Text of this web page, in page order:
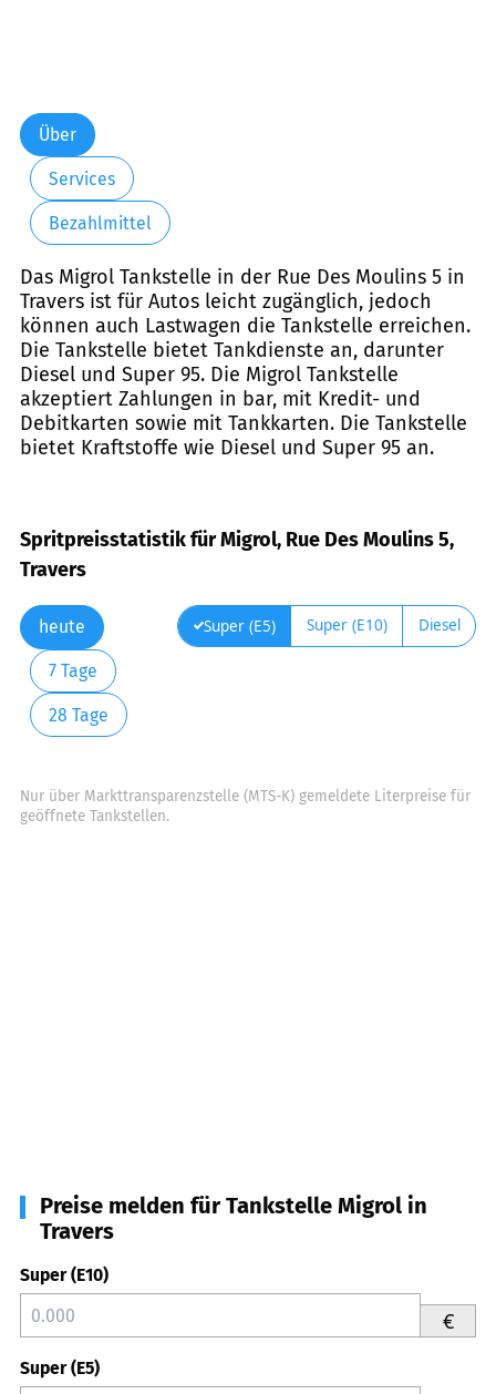
Über
Services
Bezahlmittel
Das Migrol Tankstelle in der Rue Des Moulins 5 in
Travers ist für Autos leicht zugänglich, jedoch
können auch Lastwagen die Tankstelle erreichen.
Die Tankstelle bietet Tankdienste an, darunter
Diesel und Super 95. Die Migrol Tankstelle
akzeptiert Zahlungen in bar, mit Kredit- und
Debitkarten sowie mit Tankkarten. Die Tankstelle
bietet Kraftstoffe wie Diesel und Super 95 an.
Spritpreisstatistik für Migrol, Rue Des Moulins 5,
Travers
heute
7 Tage
28 Tage
Super (E5) Super (E10) Diesel
Nur über Markttransparenzstelle (MTS-K) gemeldete Literpreise für
geöffnete Tankstellen.
Preise melden für Tankstelle Migrol in
Travers
Super (E10)
€
Super (E5)